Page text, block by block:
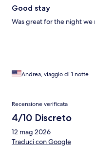
Good stay
Was great for the night we
Andrea, viaggio di 1 notte
Recensione verificata
4/10 Discreto
12 mag 2026
Traduci con Google